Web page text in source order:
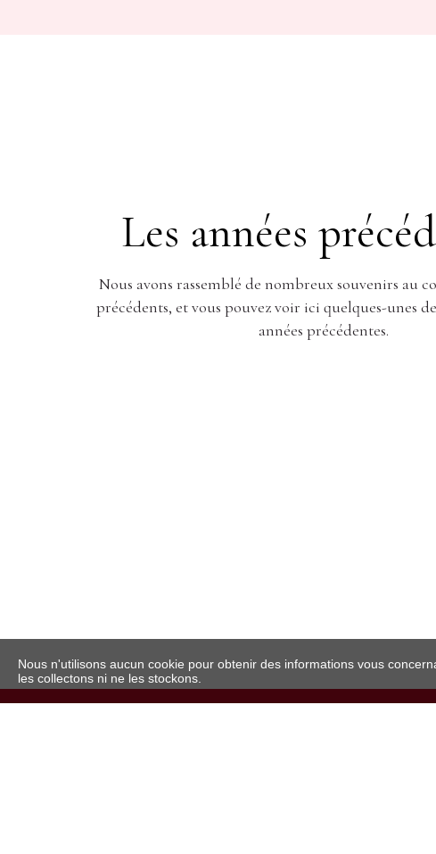
Les années
Nous avons rassemblé de nombreux souvenirs au
précédents, et vous pouvez voir ici quelques-unes
années précédentes.
Nous n'utilisons aucun cookie pour obtenir des informations vous
les collectons ni ne les stockons.